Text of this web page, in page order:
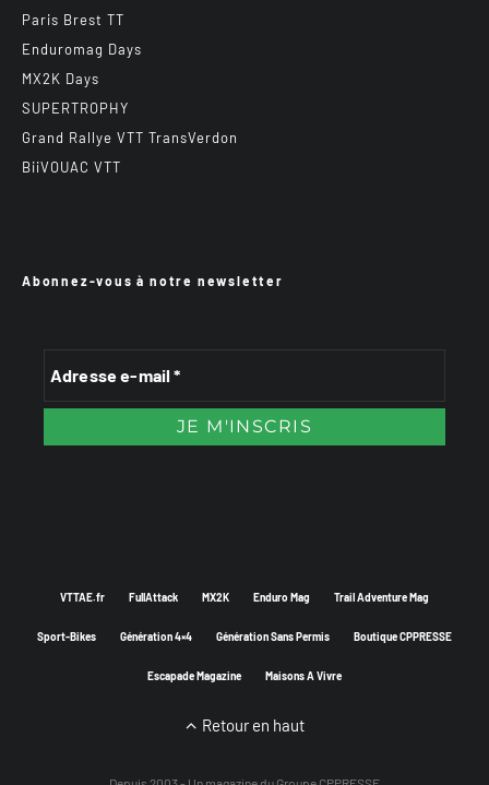
Paris Brest TT
Enduromag Days
MX2K Days
SUPERTROPHY
Grand Rallye VTT TransVerdon
BiiVOUAC VTT
Abonnez-vous à notre newsletter
VTTAE.fr FullAttack MX2K Enduro Mag Trail Adventure Mag
Sport-Bikes Génération 4×4 Génération Sans Permis Boutique CPPRESSE
Escapade Magazine Maisons A Vivre
Retour en haut